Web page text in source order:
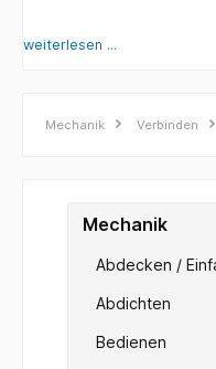
weiterlesen ...
Mechanik Verbinden
Mechanik
Abdecken /
Abdichten
Bedienen